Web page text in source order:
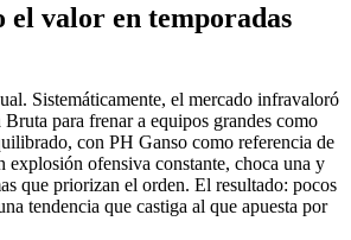
el valor en temporadas
Sistemáticamente, el mercado infravaloró
para frenar a equipos grandes como
con PH Ganso como referencia de
explosión ofensiva constante, choca una y
que priorizan el orden. El resultado: pocos
tendencia que castiga al que apuesta por